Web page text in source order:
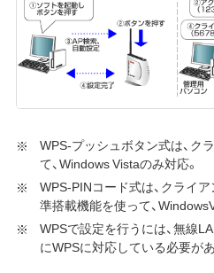
WPS-プッシュボタン式は、ク
て、Windows Vistaのみ対応。
WPS-PINコード式は、クライ
準搭載機能を使って、
WPSで設定を行うには、無線
にWPSに対応している必要があ